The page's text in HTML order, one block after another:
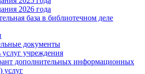
2026 года
база в библиотечном деле
документы
услуг учреждения
дополнительных информационных
услуг